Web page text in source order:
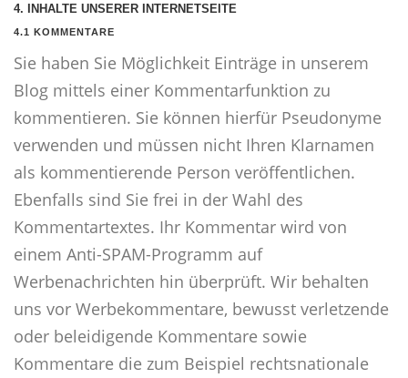
4. INHALTE UNSERER INTERNETSEITE
4.1 KOMMENTARE
Sie haben Sie Möglichkeit Einträge in unserem
Blog mittels einer Kommentarfunktion zu
kommentieren. Sie können hierfür Pseudonyme
verwenden und müssen nicht Ihren Klarnamen
als kommentierende Person veröffentlichen.
Ebenfalls sind Sie frei in der Wahl des
Kommentartextes. Ihr Kommentar wird von
einem Anti-SPAM-Programm auf
Werbenachrichten hin überprüft. Wir behalten
uns vor Werbekommentare, bewusst verletzende
oder beleidigende Kommentare sowie
Kommentare die zum Beispiel rechtsnationale